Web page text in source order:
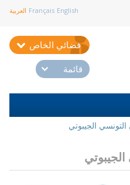
Français English العربية
فضائي الخاص
قائمة
الجيبوتي